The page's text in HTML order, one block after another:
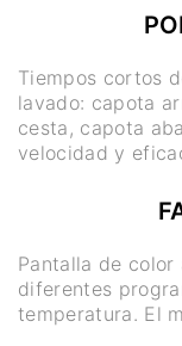
Tiempos cortos
lavado: capota
cesta, capota
velocidad y
Pantalla de
diferentes
temperatura. El